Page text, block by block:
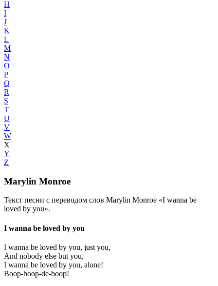
H
I
J
K
L
M
N
O
P
Q
R
S
T
U
V
W
X
Y
Z
Marylin Monroe
Текст песни с переводом слов Marylin Monroe «I wanna be
loved by you».
I wanna be loved by you
I wanna be loved by you, just you,
And nobody else but you,
I wanna be loved by you, alone!
Boop-boop-de-boop!